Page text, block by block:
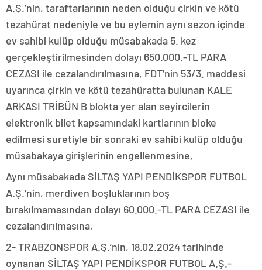
A.Ş.’nin, taraftarlarının neden olduğu çirkin ve kötü
tezahürat nedeniyle ve bu eylemin aynı sezon içinde
ev sahibi kulüp olduğu müsabakada 5. kez
gerçekleştirilmesinden dolayı 650.000.-TL PARA
CEZASI ile cezalandırılmasına, FDT’nin 53/3. maddesi
uyarınca çirkin ve kötü tezahüratta bulunan KALE
ARKASI TRİBÜN B blokta yer alan seyircilerin
elektronik bilet kapsamındaki kartlarının bloke
edilmesi suretiyle bir sonraki ev sahibi kulüp olduğu
müsabakaya girişlerinin engellenmesine,
Aynı müsabakada SİLTAŞ YAPI PENDİKSPOR FUTBOL
A.Ş.’nin, merdiven boşluklarının boş
bırakılmamasından dolayı 60.000.-TL PARA CEZASI ile
cezalandırılmasına,
2- TRABZONSPOR A.Ş.’nin, 18.02.2024 tarihinde
oynanan SİLTAŞ YAPI PENDİKSPOR FUTBOL A.Ş.-